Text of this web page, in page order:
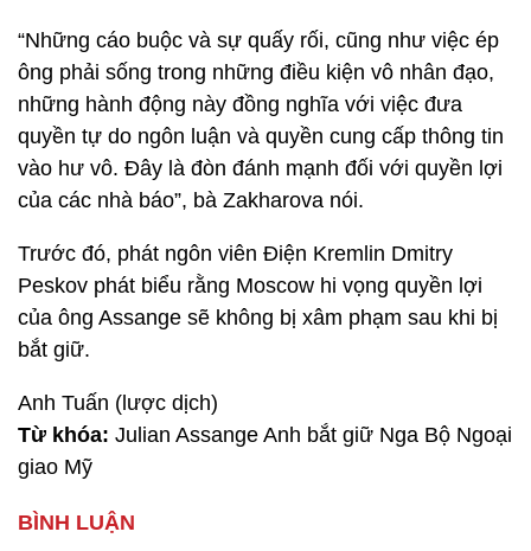
“Những cáo buộc và sự quấy rối, cũng như việc ép
ông phải sống trong những điều kiện vô nhân đạo,
những hành động này đồng nghĩa với việc đưa
quyền tự do ngôn luận và quyền cung cấp thông tin
vào hư vô. Đây là đòn đánh mạnh đối với quyền lợi
của các nhà báo”, bà Zakharova nói.
Trước đó, phát ngôn viên Điện Kremlin Dmitry
Peskov phát biểu rằng Moscow hi vọng quyền lợi
của ông Assange sẽ không bị xâm phạm sau khi bị
bắt giữ.
Anh Tuấn (lược dịch)
Từ khóa: Julian Assange Anh bắt giữ Nga Bộ Ngoại
giao Mỹ